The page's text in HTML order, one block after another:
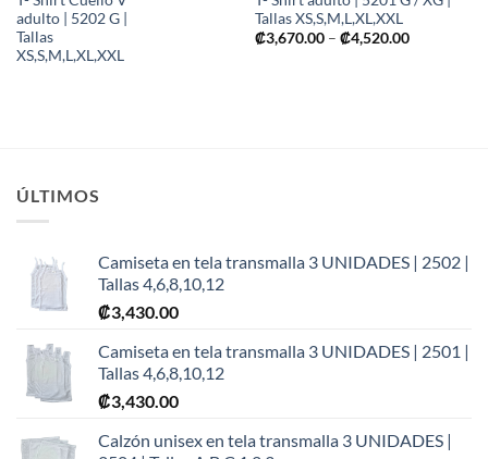
adulto | 5202 G |
Tallas
XS,S,M,L,XL,XXL
Tallas XS,S,M,L,XL,XXL
₡3,670.00 – ₡4,520.00Price
ÚLTIMOS
Camiseta en tela transmalla 3 UNIDADES | 2502 |
Tallas 4,6,8,10,12
₡3,430.00
Camiseta en tela transmalla 3 UNIDADES | 2501 |
Tallas 4,6,8,10,12
₡3,430.00
Calzón unisex en tela transmalla 3 UNIDADES |